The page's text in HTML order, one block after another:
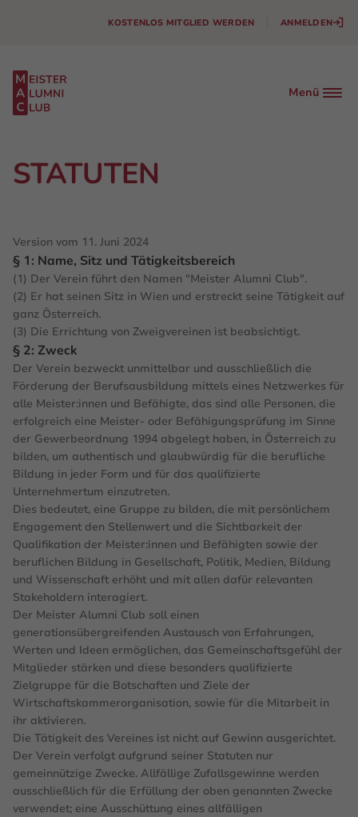
KOSTENLOS MITGLIED WERDEN ANMELDEN
Menü
Facebook
Instagram
Linkedin
STATUTEN
Version vom 11. Juni 2024
§ 1: Name, Sitz und Tätigkeitsbereich
(1) Der Verein führt den Namen "Meister Alumni Club".
(2) Er hat seinen Sitz in Wien und erstreckt seine Tätigkeit auf
ganz Österreich.
(3) Die Errichtung von Zweigvereinen ist beabsichtigt.
§ 2: Zweck
Der Verein bezweckt unmittelbar und ausschließlich die
Förderung der Berufsausbildung mittels eines Netzwerkes für
alle Meister:innen und Befähigte, das sind alle Personen, die
erfolgreich eine Meister- oder Befähigungsprüfung im Sinne
der Gewerbeordnung 1994 abgelegt haben, in Österreich zu
bilden, um authentisch und glaubwürdig für die berufliche
Bildung in jeder Form und für das qualifizierte
Unternehmertum einzutreten.
Dies bedeutet, eine Gruppe zu bilden, die mit persönlichem
Engagement den Stellenwert und die Sichtbarkeit der
Qualifikation der Meister:innen und Befähigten sowie der
beruflichen Bildung in Gesellschaft, Politik, Medien, Bildung
und Wissenschaft erhöht und mit allen dafür relevanten
Stakeholdern interagiert.
Der Meister Alumni Club soll einen
generationsübergreifenden Austausch von Erfahrungen,
Werten und Ideen ermöglichen, das Gemeinschaftsgefühl der
Mitglieder stärken und diese besonders qualifizierte
Zielgruppe für die Botschaften und Ziele der
Wirtschaftskammerorganisation, sowie für die Mitarbeit in
ihr aktivieren.
Die Tätigkeit des Vereines ist nicht auf Gewinn ausgerichtet.
Der Verein verfolgt aufgrund seiner Statuten nur
gemeinnützige Zwecke. Allfällige Zufallsgewinne werden
ausschließlich für die Erfüllung der oben genannten Zwecke
verwendet; eine Ausschüttung eines allfälligen